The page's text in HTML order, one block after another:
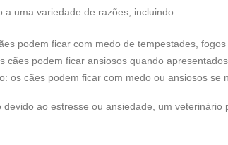
a uma variedade de razões, incluindo:
podem ficar com medo de tempestades,
cães podem ficar ansiosos quando
os cães podem ficar com medo ou ansiosos se
devido ao estresse ou ansiedade, um